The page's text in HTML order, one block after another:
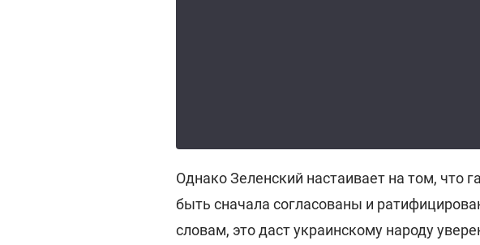
Однако Зеленский настаивает на том, что
быть сначала согласованы и
словам, это даст украинскому народу